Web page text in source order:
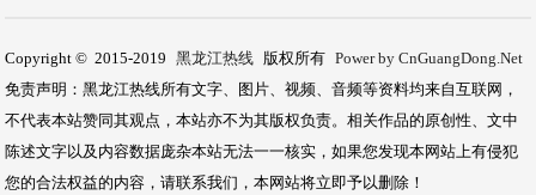
Copyright © 2015-2019 黑龙江热线 版权所有 Power by CnGuangDong.Net
免责声明：黑龙江热线所有文字、图片、视频、音频等资料均来自互联网，
不代表本站赞同其观点，本站亦不为其版权负责。相关作品的原创性、文中
陈述文字以及内容数据庞杂本站无法一一核实，如果您发现本网站上有侵犯
您的合法权益的内容，请联系我们，本网站将立即予以删除！